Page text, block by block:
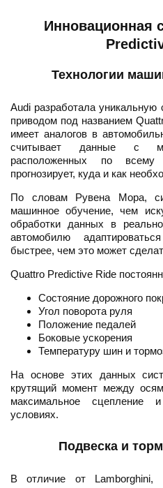
Инновационная
Технологии
Audi разработала
приводом под названием
имеет аналогов в
считывает данные с
расположенных по
прогнозирует, куда и как
По словам Рувена Мора,
машинное обучение, чем
обработки данных в
автомобилю
быстрее, чем это может
Quattro Predictive Ride
Состояние дорожного
Угол поворота руля
Положение педалей
Боковые ускорения
Температуру шин и
На основе этих данных
крутящий момент между
максимальное сцепление
условиях.
Подвеска и
В отличие от Lamborghini,